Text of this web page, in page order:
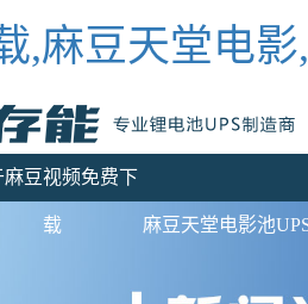
,麻豆天堂电
麻豆视频免费下
载 麻豆天堂电影池